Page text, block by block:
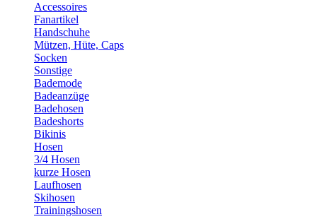
Accessoires
Fanartikel
Handschuhe
Mützen, Hüte, Caps
Socken
Sonstige
Bademode
Badeanzüge
Badehosen
Badeshorts
Bikinis
Hosen
3/4 Hosen
kurze Hosen
Laufhosen
Skihosen
Trainingshosen